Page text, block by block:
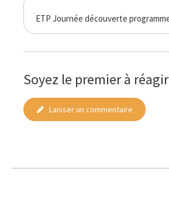
Soyez le premier à réagir
Laisser un commentaire